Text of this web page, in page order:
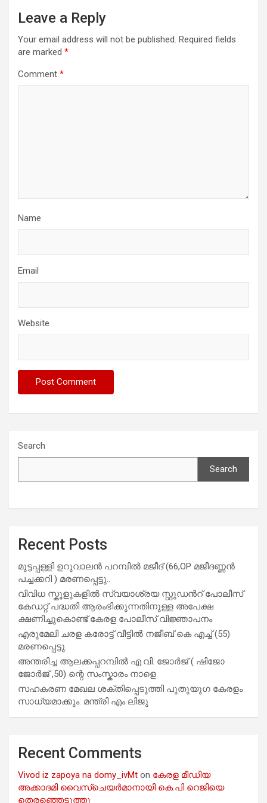
Leave a Reply
Your email address will not be published. Required fields
are marked *
Comment *
Name
Email
Website
Search
Search
Recent Posts
മുട്ടപ്പള്ളി ഉറുവാലൻ പറമ്പിൽ മജീദ് (66,OP മജീദണ്ണൻ
പച്ചക്കറി ) മരണപ്പെട്ടു..
വിവിധ സ്കൂളുകളില്‍ സ്വയാശ്രയ സ്റ്റുഡന്‍റ് പോലീസ്
കേഡറ്റ് പദ്ധതി ആരംഭിക്കുന്നതിനുള്ള അപേക്ഷ
ക്ഷണിച്ചുകൊണ്ട് കേരള പോലീസ് വിജ്ഞാപനം
എരുമേലി ചരള കരോട്ട് വീട്ടിൽ നജീബ് കെ എച്ച് (55)
മരണപ്പെട്ടു.
അന്തരിച്ച ആ​ല​ക്ക​പ്പ​റമ്പിൽ​ എ.​വി. ജോ​ർ​ജ് ( ഷിജോ
ജോർജ് ,50) ന്റെ സംസ്കാരം നാളെ
സഹകരണ മേഖല ശക്തിപ്പെടുത്തി പുതുയുഗ കേരളം
സാധ്യമാക്കും: മന്ത്രി എം ലിജു
Recent Comments
Vivod iz zapoya na domy_ivMt on കേരള മീഡിയ
അക്കാദമി വൈസ്ചെയർമാനായി കെ.പി റെജിയെ
തെരഞ്ഞെടുത്തു